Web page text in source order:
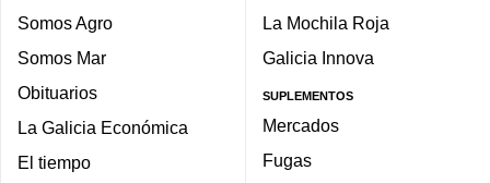
Somos Agro
Somos Mar
Obituarios
La Galicia Económica
El tiempo
La Mochila Roja
Galicia Innova
SUPLEMENTOS
Mercados
Fugas